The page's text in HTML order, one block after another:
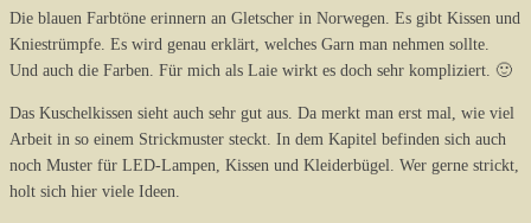
Die blauen Farbtöne erinnern an Gletscher in Norwegen. Es gibt Kissen und
Kniestrümpfe. Es wird genau erklärt, welches Garn man nehmen sollte.
Und auch die Farben. Für mich als Laie wirkt es doch sehr kompliziert. 🙂
Das Kuschelkissen sieht auch sehr gut aus. Da merkt man erst mal, wie viel
Arbeit in so einem Strickmuster steckt. In dem Kapitel befinden sich auch
noch Muster für LED-Lampen, Kissen und Kleiderbügel. Wer gerne strickt,
holt sich hier viele Ideen.